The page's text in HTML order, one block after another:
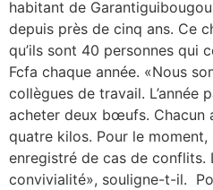
habitant de
depuis près de cinq ans. Ce
qu’ils sont 40 personnes qui
Fcfa chaque année. «Nous
collègues de travail. L’année
acheter deux bœufs. Chacun
quatre kilos. Pour le moment,
enregistré de cas de conflits.
convivialité», souligne-t-il.